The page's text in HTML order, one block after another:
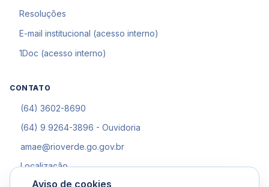
Resoluções
E-mail institucional (acesso interno)
1Doc (acesso interno)
CONTATO
(64) 3602-8690
(64) 9 9264-3896 - Ouvidoria
amae@rioverde.go.gov.br
Localização
Central de atendimento
Aviso de cookies